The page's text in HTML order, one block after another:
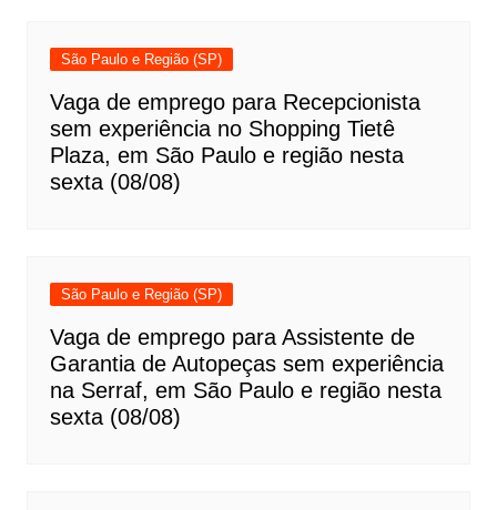
São Paulo e Região (SP)
Vaga de emprego para Recepcionista
sem experiência no Shopping Tietê
Plaza, em São Paulo e região nesta
sexta (08/08)
São Paulo e Região (SP)
Vaga de emprego para Assistente de
Garantia de Autopeças sem experiência
na Serraf, em São Paulo e região nesta
sexta (08/08)